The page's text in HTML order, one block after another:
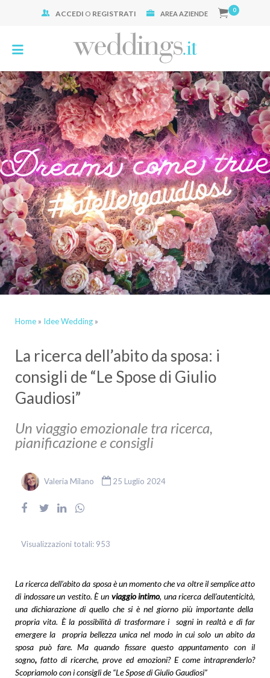
ACCEDI O REGISTRATI AREA AZIENDE 0
Home » Idee Wedding »
La ricerca dell’abito da sposa: i
consigli de “Le Spose di Giulio
Gaudiosi”
Un viaggio emozionale tra ricerca,
pianificazione e consigli
Valeria Milano 25 Luglio 2024
Visualizzazioni totali: 953
La ricerca dell’abito da sposa è un momento che va oltre il semplice atto
di indossare un vestito. È un viaggio intimo, una ricerca dell’autenticità,
una dichiarazione di quello che si è nel giorno più importante della
propria vita. È la possibilità di trasformare i sogni in realtà e di far
emergere la propria bellezza unica nel modo in cui solo un abito da
sposa può fare. Ma quando fissare questo appuntamento con il
sogno, fatto di ricerche, prove ed emozioni? E come intraprenderlo?
Scopriamolo con i consigli de “Le Spose di Giulio Gaudiosi”